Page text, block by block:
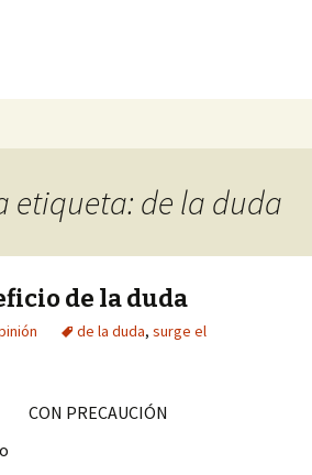
Tepic
en información
etiqueta: de la duda
de la duda
de la duda, surge el
CON PRECAUCIÓN